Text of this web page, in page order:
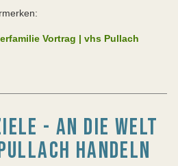
Vortrag | vhs Pullach
- AN DIE WELT
HANDELN